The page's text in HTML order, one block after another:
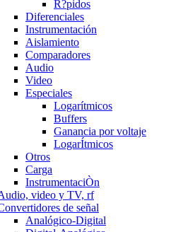
R?pidos
Diferenciales
Instrumentación
Aislamiento
Comparadores
Audio
Video
Especiales
Logarítmicos
Buffers
Ganancia por voltaje
LogarÍtmicos
Otros
Carga
InstrumentaciÒn
video y TV, rf
de señal
Analógico-Digital